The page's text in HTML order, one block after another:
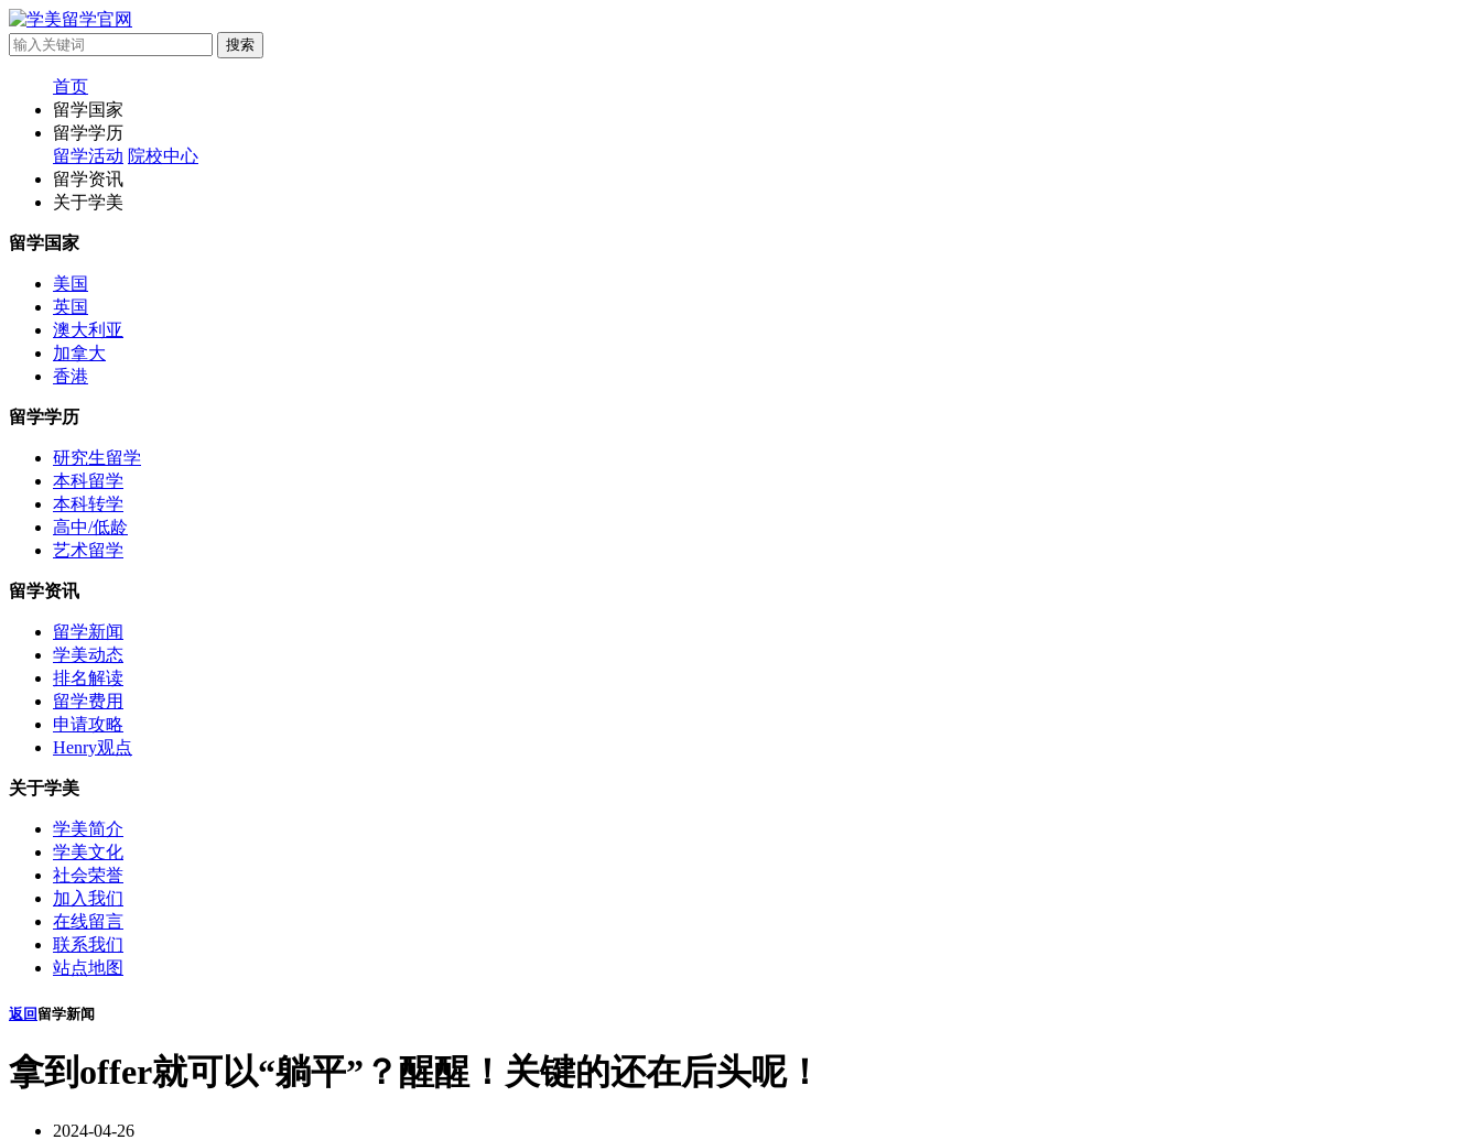
首页
留学国家
留学学历
留学活动 院校中心
留学资讯
关于学美
留学国家
美国
英国
澳大利亚
加拿大
香港
留学学历
研究生留学
本科留学
本科转学
高中/低龄
艺术留学
留学资讯
留学新闻
学美动态
排名解读
留学费用
申请攻略
Henry观点
关于学美
学美简介
学美文化
社会荣誉
加入我们
在线留言
联系我们
站点地图
返回 留学新闻
拿到offer就可以“躺平”？醒醒！关键的还在后头呢！
2024-04-26